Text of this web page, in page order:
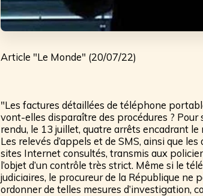
Article "Le Monde" (20/07/22)
"Les factures détaillées de téléphone
vont-elles disparaître des procédures ? Pour
rendu, le 13 juillet, quatre arrêts encadrant
Les relevés d’appels et de SMS, ainsi que
sites Internet consultés, transmis aux
l’objet d’un contrôle très strict. Même si le
judiciaires, le procureur de la République ne
ordonner de telles mesures d’investigation,